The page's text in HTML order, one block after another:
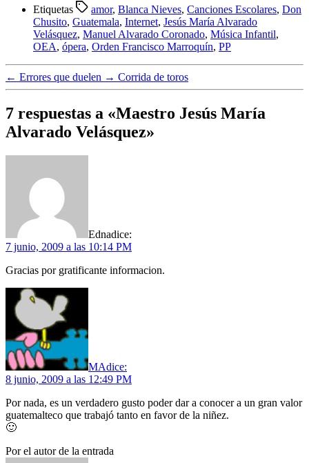
Etiquetas amor, Blanca Nieves, Canciones Escolares, Don
Chusito, Guatemala, Internet, Jesús María Alvarado
Velásquez, Manuel Alvarado Coronado, Música Infantil,
OEA, ópera, Orden Francisco Marroquín, PP
← Errores que duelen → Corrida de toros
7 respuestas a «Maestro Jesús María
Alvarado Velásquez»
Ednadice:
7 junio, 2009 a las 10:14 PM
Gracias por gratificante informacion.
MAdice:
8 junio, 2009 a las 12:49 PM
Por nada, es un verdadero gusto poder dar a conocer a un gran valor
guatemalteco que trabajó tanto en favor de la niñez.
🙂
Por el autor de la entrada